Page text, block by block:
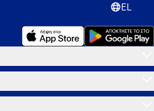
EL